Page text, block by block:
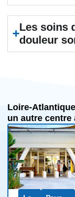
Les soins
douleur
Loire-
un autre